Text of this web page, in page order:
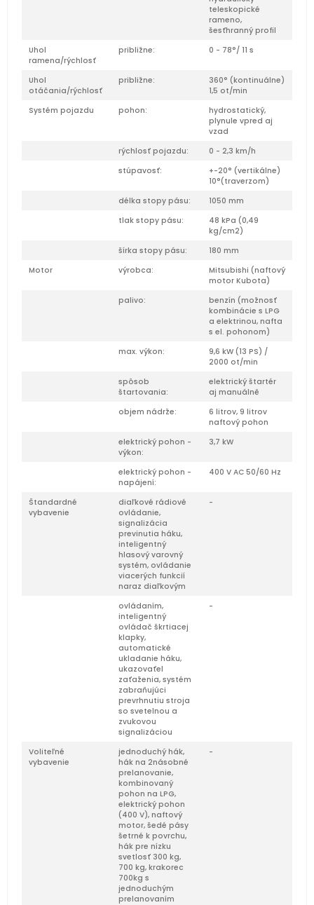
teleskopické
rameno,
šesťhranný profil
Uhol
ramena/rýchlosť
približne: 0 - 78°/ 11 s
Uhol
otáčania/rýchlosť
približne:
360° (kontinuálne)
1,5 ot/min
Systém pojazdu
pohon:
hydrostatický,
plynule vpred aj
vzad
rýchlosť pojazdu:
0 - 2,3 km/h
stúpavosť:
+-20° (vertikálne)
10°(traverzom)
délka stopy pásu:
1050 mm
tlak stopy pásu:
48 kPa (0,49
kg/cm2)
šírka stopy pásu:
180 mm
Motor
výrobca:
Mitsubishi (naftový
motor Kubota)
palivo:
benzín (možnosť
kombinácie s LPG
a elektrinou, nafta
s el. pohonom)
max. výkon:
9,6 kW (13 PS) /
2000 ot/min
spôsob
štartovania:
elektrický štartér
aj manuálně
objem nádrže:
6 litrov, 9 litrov
naftový pohon
elektrický pohon -
výkon:
3,7 kW
elektrický pohon -
napájení:
400 V AC 50/60 Hz
Štandardné
vybavenie
diaľkové rádiové
ovládanie,
signalizácia
previnutia háku,
inteligentný
hlasový varovný
systém, ovládanie
viacerých funkcií
naraz diaľkovým
-
ovládaním,
inteligentný
ovládač škrtiacej
klapky,
automatické
ukladanie háku,
ukazovaťel
zaťaženia, systém
zabraňujúci
prevrhnutiu stroja
so svetelnou a
zvukovou
signalizáciou
-
Voliteľné
vybavenie
jednoduchý hák,
hák na 2násobné
prelanovanie,
kombinovaný
pohon na LPG,
elektrický pohon
(400 V), naftový
motor, šedé pásy
šetrné k povrchu,
hák pre nízku
svetlosť 300 kg,
700 kg, krakorec
700kg s
jednoduchým
prelanovaním
-